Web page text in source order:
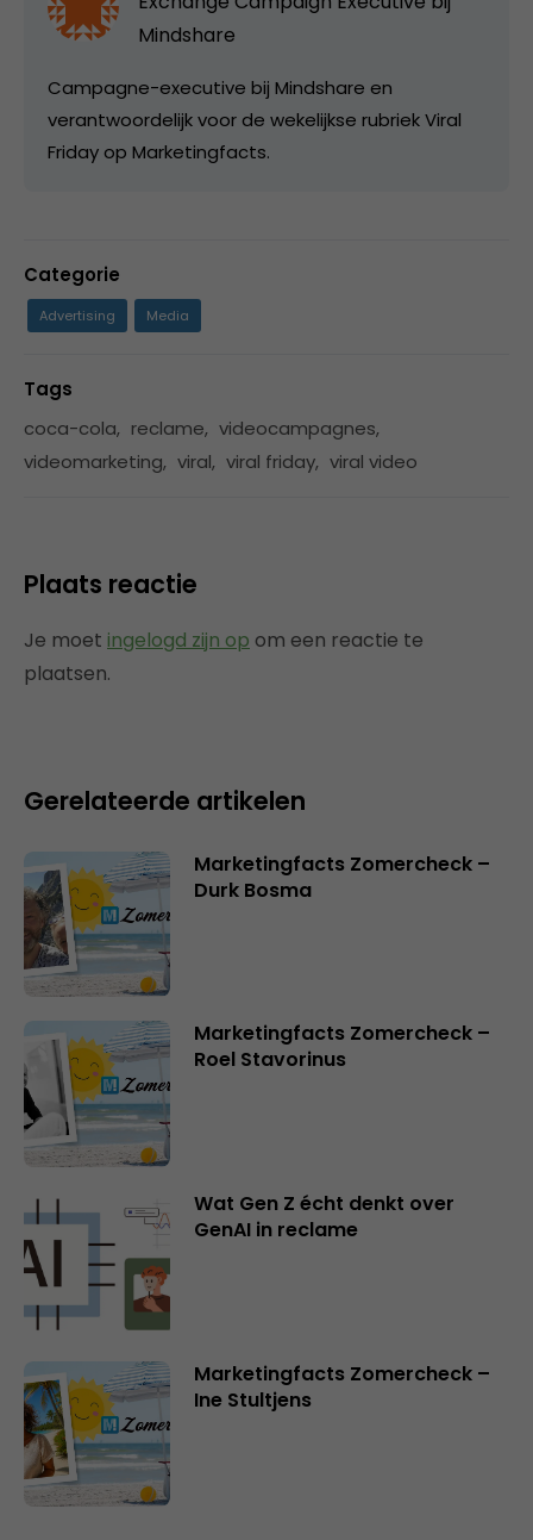
Mindshare
Campagne-executive bij Mindshare en
verantwoordelijk voor de wekelijkse rubriek Viral
Friday op Marketingfacts.
Categorie
Advertising Media
Tags
coca-cola, reclame, videocampagnes,
videomarketing, viral, viral friday, viral video
Plaats reactie
Je moet ingelogd zijn op om een reactie te
plaatsen.
Gerelateerde artikelen
Marketingfacts Zomercheck –
Durk Bosma
Marketingfacts Zomercheck –
Roel Stavorinus
Wat Gen Z écht denkt over
GenAI in reclame
Marketingfacts Zomercheck –
Ine Stultjens